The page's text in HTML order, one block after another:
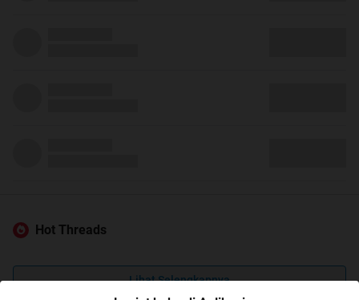
Hot Threads
Lihat Selengkapnya